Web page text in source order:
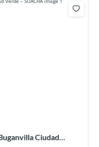
Ciudad